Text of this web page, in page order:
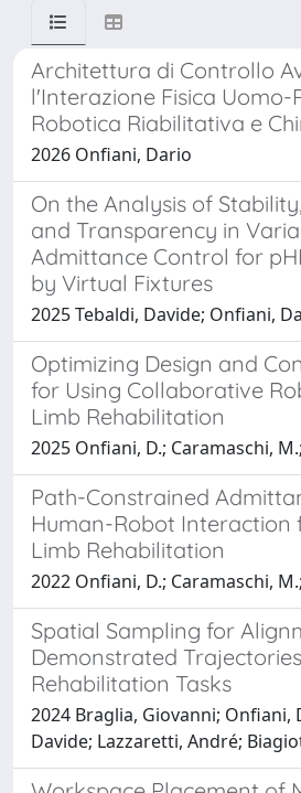
Architettura di Controllo
l'Interazione Fisica Uomo-
Robotica Riabilitativa e
2026 Onfiani, Dario
On the Analysis of
and Transparency in
Admittance Control for
by Virtual Fixtures
2025 Tebaldi, Davide; Onfiani,
Optimizing Design and
for Using Collaborative
Limb Rehabilitation
2025 Onfiani, D.; Caramaschi,
Path-Constrained
Human-Robot Interaction
Limb Rehabilitation
2022 Onfiani, D.; Caramaschi,
Spatial Sampling for
Demonstrated
Rehabilitation Tasks
2024 Braglia, Giovanni; Onfiani,
Davide; Lazzaretti, André;